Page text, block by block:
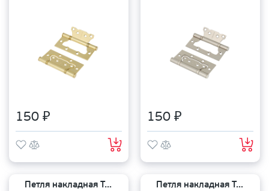
150 ₽ 150 ₽
Петля накладная TANDOOR TD100-2S steel (100*75*2,5) GRF Петля накладная TANDOOR TD100-2S steel (100*75*2,5) WHITE